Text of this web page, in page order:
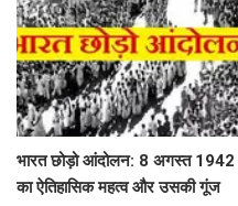
भारत छोड़ो आंदोलन: 8 अगस्त 1942
का ऐतिहासिक महत्व और उसकी गूंज